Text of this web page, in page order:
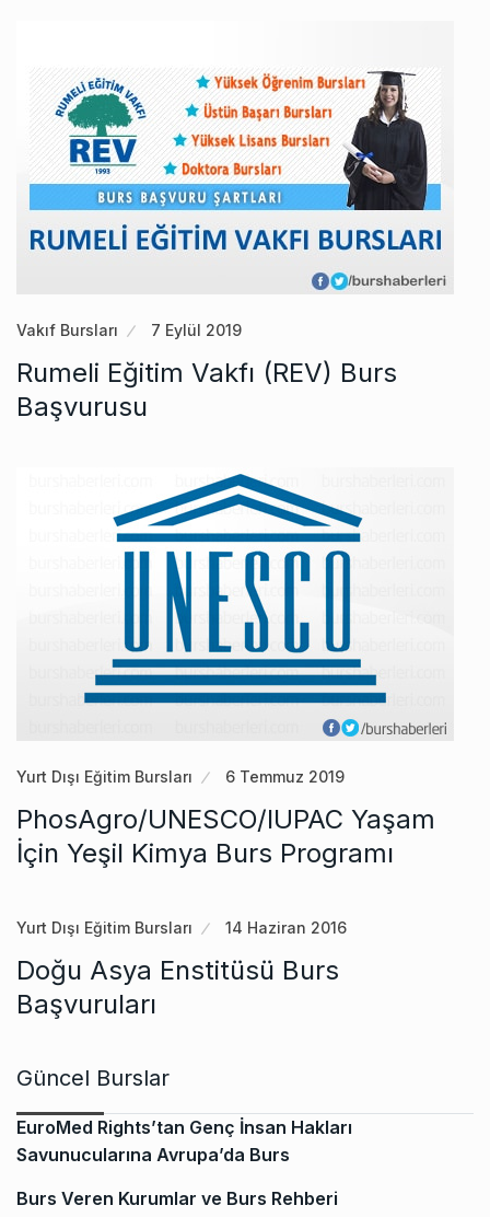
Vakıf Bursları 7 Eylül 2019
Rumeli Eğitim Vakfı (REV) Burs
Başvurusu
Yurt Dışı Eğitim Bursları 6 Temmuz 2019
PhosAgro/UNESCO/IUPAC Yaşam
İçin Yeşil Kimya Burs Programı
Yurt Dışı Eğitim Bursları 14 Haziran 2016
Doğu Asya Enstitüsü Burs
Başvuruları
Güncel Burslar
EuroMed Rights’tan Genç İnsan Hakları
Savunucularına Avrupa’da Burs
Burs Veren Kurumlar ve Burs Rehberi